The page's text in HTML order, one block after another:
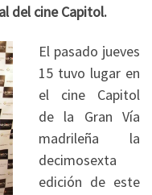
del cine Capitol.
El pasado jueves
15 tuvo lugar en
el cine Capitol
de la Gran Vía
madrileña la
decimosexta
edición de este